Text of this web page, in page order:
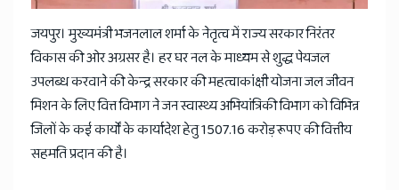
जयपुर। मुख्यमंत्री भजनलाल शर्मा के नेतृत्व में राज्य सरकार निरंतर
विकास की ओर अग्रसर है। हर घर नल के माध्यम से शुद्ध पेयजल
उपलब्ध करवाने की केन्द्र सरकार की महत्वाकांक्षी योजना जल जीवन
मिशन के लिए वित्त विभाग ने जन स्वास्थ्य अभियांत्रिकी विभाग को विभिन्न
जिलों के कई कार्यों के कार्यादेश हेतु 1507.16 करोड़ रूपए की वित्तीय
सहमति प्रदान की है।